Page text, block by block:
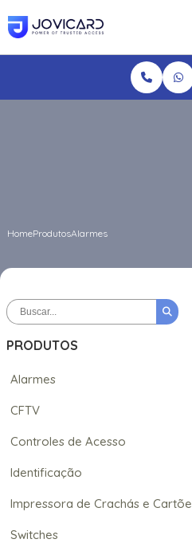
HomeProdutosAlarmes
PRODUTOS
Alarmes
CFTV
Controles de Acesso
Identificação
Impressora de Crachás e
Switches